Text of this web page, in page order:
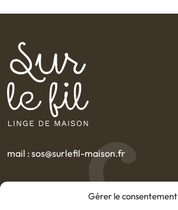
Gérer le consentement
mail : sos@surlefil-maison.fr
Nos ventes en avant-première